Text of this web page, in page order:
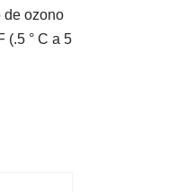
de ozono
(.5 ° C a 5